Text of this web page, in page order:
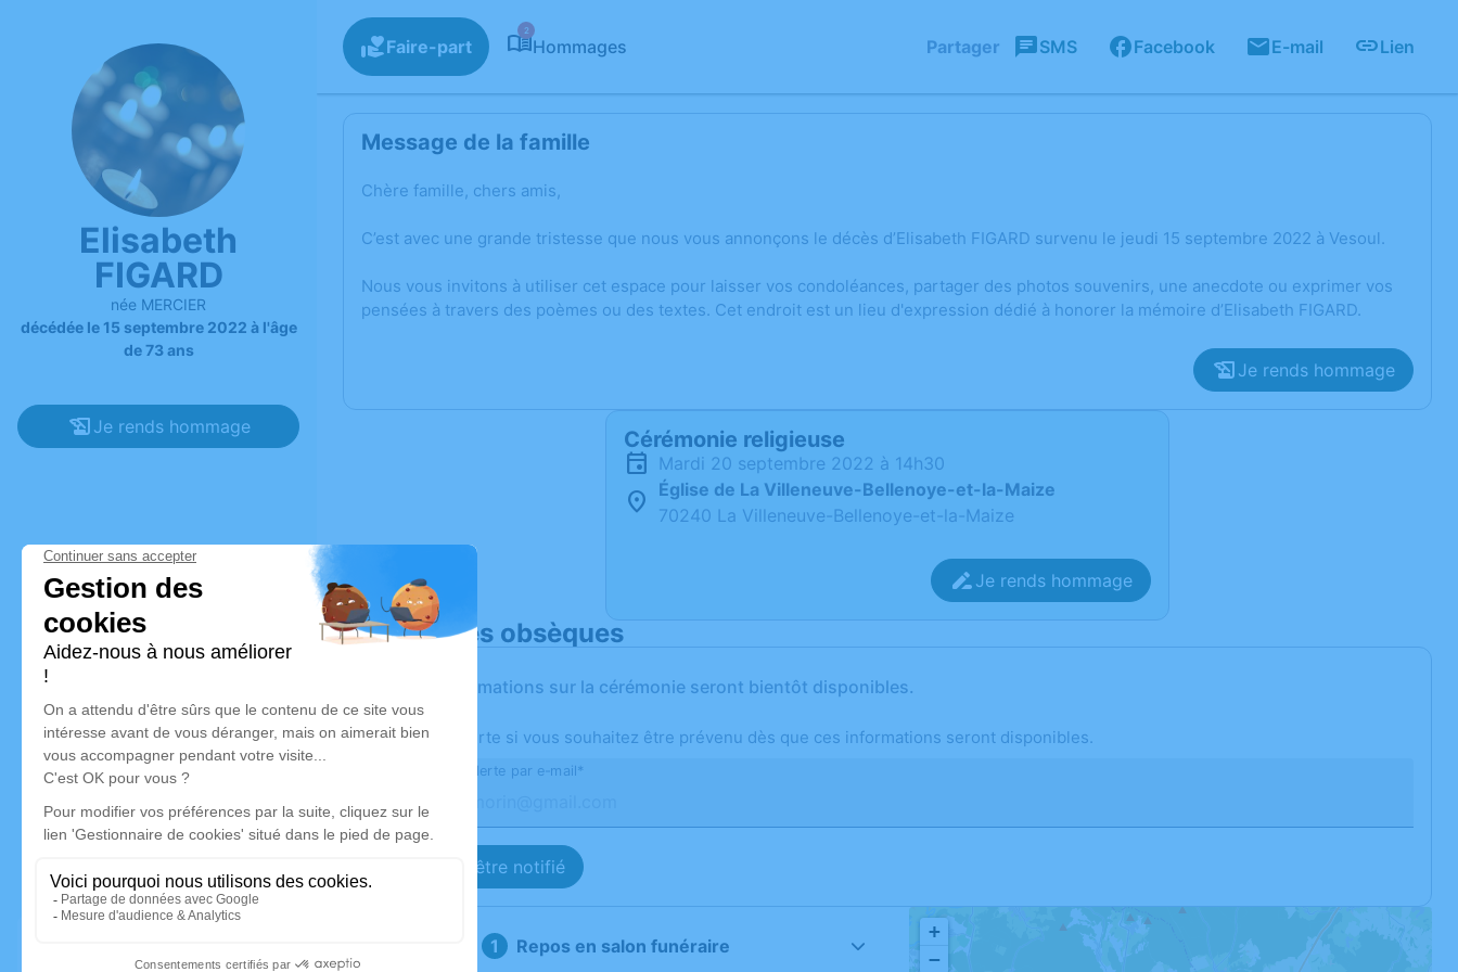
Elisabeth
FIGARD
née MERCIER
décédée le 15 septembre 2022 à l'âge
de 73 ans
Je rends hommage
Faire-part
2
Hommages Partager SMS Facebook E-mail Lien
Message de la famille
Chère famille, chers amis,
C’est avec une grande tristesse que nous vous annonçons le décès d’Elisabeth FIGARD survenu le jeudi 15 septembre 2022 à Vesoul.
Nous vous invitons à utiliser cet espace pour laisser vos condoléances, partager des photos souvenirs, une anecdote ou exprimer vos
pensées à travers des poèmes ou des textes. Cet endroit est un lieu d'expression dédié à honorer la mémoire d’Elisabeth FIGARD.
Je rends hommage
Cérémonie religieuse
mardi 20 septembre 2022 à 14h30
Église de La Villeneuve-Bellenoye-et-la-Maize
70240 La Villeneuve-Bellenoye-et-la-Maize
Je rends hommage
Déroulé des obsèques
Les informations sur la cérémonie seront bientôt disponibles.
Activez une alerte si vous souhaitez être prévenu dès que ces informations seront disponibles.
Recevoir une alerte par e-mail*
Je veux être notifié
Repos en salon funéraire
+
−